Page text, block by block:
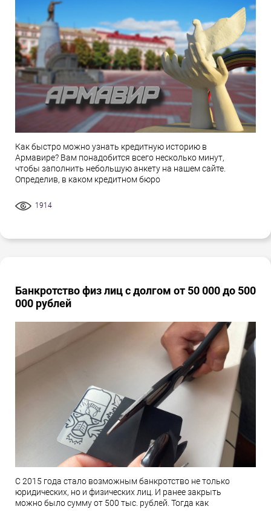
Как быстро можно узнать кредитную историю в
Армавире? Вам понадобится всего несколько минут,
чтобы заполнить небольшую анкету на нашем сайте.
Определив, в каком кредитном бюро
1914
Банкротство физ лиц с долгом от 50 000 до 500
000 рублей
С 2015 года стало возможным банкротство не только
юридических, но и физических лиц. И ранее закрыть
можно было сумму от 500 тыс. рублей. Тогда как